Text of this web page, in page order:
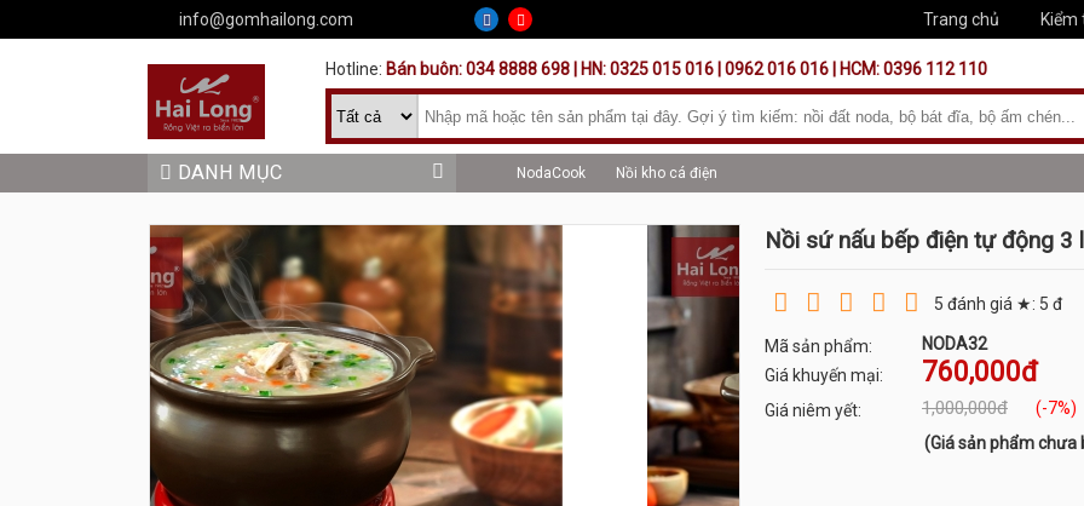
info@gomhailong.com Trang chủ Kiểm
Hotline: Bán buôn: 034 8888 698 | HN: 0325 015 016 | 0962 016 016 | HCM: 0396 112 110
DANH MỤC NodaCook Nồi kho cá điện
Nồi sứ nấu bếp điện tự động 3
5 đánh giá ★: 5 đ
Mã sản phẩm:
NODA32
Giá khuyến mại:
760,000đ
Giá niêm yết: 1,000,000đ
(-7%)
(Giá sản phẩm chưa